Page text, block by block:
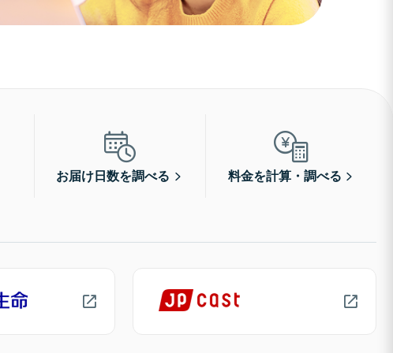
お届け日数を調べる 料金を計算・調べる